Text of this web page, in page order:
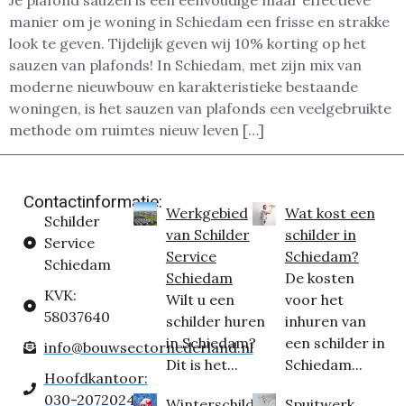
manier om je woning in Schiedam een frisse en strakke
look te geven. Tijdelijk geven wij 10% korting op het
sauzen van plafonds! In Schiedam, met zijn mix van
moderne nieuwbouw en karakteristieke bestaande
woningen, is het sauzen van plafonds een veelgebruikte
methode om ruimtes nieuw leven […]
Contactinformatie:
Schilder
Service
Schiedam
KVK:
58037640
info@bouwsectornederland.nl
Hoofdkantoor:
030-2072024
Werkgebied
van Schilder
Service
Schiedam
Wilt u een
schilder huren
in Schiedam?
Dit is het...
Wat kost een
schilder in
Schiedam?
De kosten
voor het
inhuren van
een schilder in
Schiedam...